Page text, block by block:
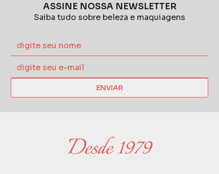
ASSINE NOSSA NEWSLETTER
Saiba tudo sobre beleza e maquiagens
ENVIAR